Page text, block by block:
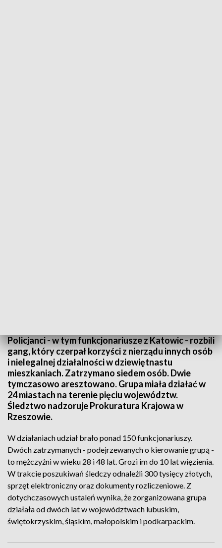
Policjanci - w tym funkcjonariusze z Katowic - rozbili
gang, który czerpał korzyści z nierządu innych osób
i nielegalnej działalności w dziewiętnastu
mieszkaniach. Zatrzymano siedem osób. Dwie
tymczasowo aresztowano. Grupa miała działać w
24 miastach na terenie pięciu województw.
Śledztwo nadzoruje Prokuratura Krajowa w
Rzeszowie.
W działaniach udział brało ponad 150 funkcjonariuszy.
Dwóch zatrzymanych - podejrzewanych o kierowanie grupą -
to mężczyźni w wieku 28 i 48 lat. Grozi im do 10 lat więzienia.
W trakcie poszukiwań śledczy odnaleźli 300 tysięcy złotych,
sprzęt elektroniczny oraz dokumenty rozliczeniowe. Z
dotychczasowych ustaleń wynika, że zorganizowana grupa
działała od dwóch lat w województwach lubuskim,
świętokrzyskim, śląskim, małopolskim i podkarpackim.